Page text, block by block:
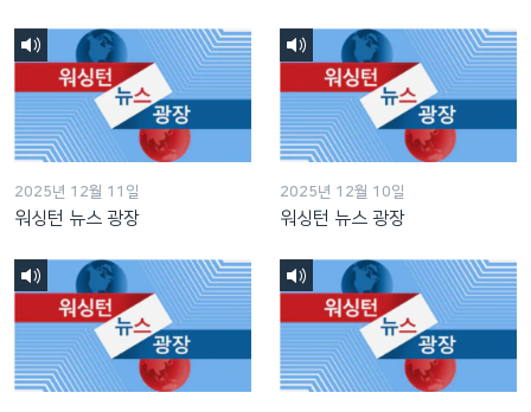
2025년 12월 11일
워싱턴 뉴스 광장
2025년 12월 10일
워싱턴 뉴스 광장